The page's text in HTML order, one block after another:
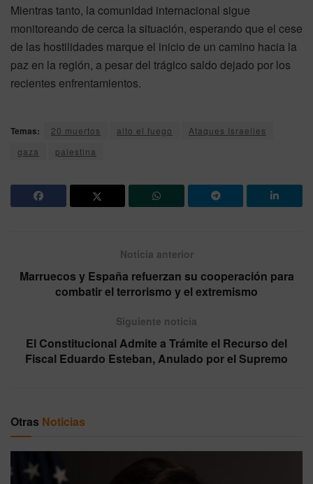
Mientras tanto, la comunidad internacional sigue
monitoreando de cerca la situación, esperando que el cese
de las hostilidades marque el inicio de un camino hacia la
paz en la región, a pesar del trágico saldo dejado por los
recientes enfrentamientos.
Temas: 20 muertos alto el fuego
Ataques Israelies
gaza
palestina
Noticia anterior
Marruecos y España refuerzan su cooperación para
combatir el terrorismo y el extremismo
Siguiente noticia
El Constitucional Admite a Trámite el Recurso del
Fiscal Eduardo Esteban, Anulado por el Supremo
Otras Noticias